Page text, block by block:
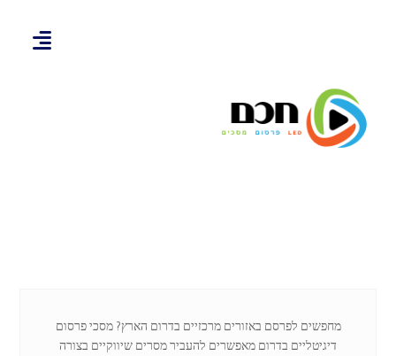
מחפשים לפרסם באזורים מרכזיים בדרום הארץ? מסכי פרסום
דיגיטליים בדרום מאפשרים להעביר מסרים שיווקיים בצורה